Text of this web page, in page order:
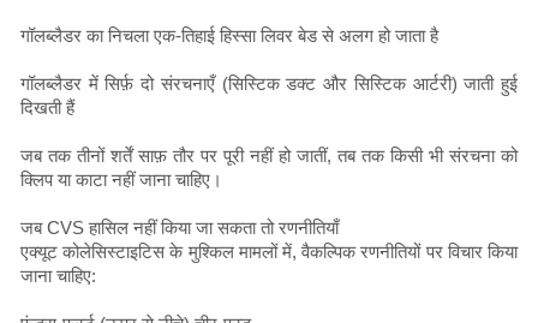
गॉलब्लैडर का निचला एक-तिहाई हिस्सा लिवर बेड से अलग हो जाता है
गॉलब्लैडर में सिर्फ़ दो संरचनाएँ (सिस्टिक डक्ट और सिस्टिक आर्टरी) जाती हुई
दिखती हैं
जब तक तीनों शर्तें साफ़ तौर पर पूरी नहीं हो जातीं, तब तक किसी भी संरचना को
क्लिप या काटा नहीं जाना चाहिए।
जब CVS हासिल नहीं किया जा सकता तो रणनीतियाँ
एक्यूट कोलेसिस्टाइटिस के मुश्किल मामलों में, वैकल्पिक रणनीतियों पर विचार किया
जाना चाहिए: